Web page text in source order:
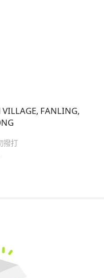
FANLING,
撥打